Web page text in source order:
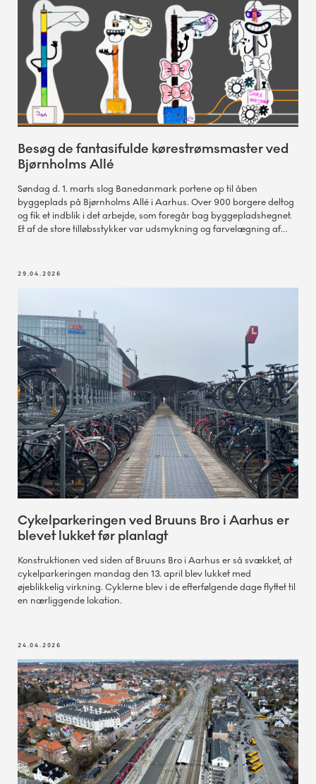
Besøg de fantasifulde kørestrømsmaster ved
Bjørnholms Allé
Søndag d. 1. marts slog Banedanmark portene op til åben
byggeplads på Bjørnholms Allé i Aarhus. Over 900 borgere deltog
og fik et indblik i det arbejde, som foregår bag byggepladshegnet.
Et af de store tilløbsstykker var udsmykning og farvelægning af
29.04.2026
Cykelparkeringen ved Bruuns Bro i Aarhus er
blevet lukket før planlagt
Konstruktionen ved siden af Bruuns Bro i Aarhus er så svækket, at
cykelparkeringen mandag den 13. april blev lukket med
øjeblikkelig virkning. Cyklerne blev i de efterfølgende dage flyttet til
en nærliggende lokation.
24.04.2026